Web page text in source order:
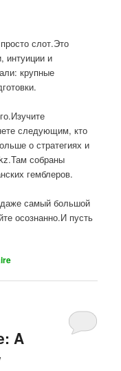
слот.Это
интуиции и
крупные
следующим, кто
о стратегиях и
собраны
гемблеров.
даже самый большой
осознанно.И пусть
A